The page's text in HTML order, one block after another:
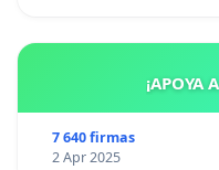
¡APOYA
7 640 firmas
2 Apr 2025